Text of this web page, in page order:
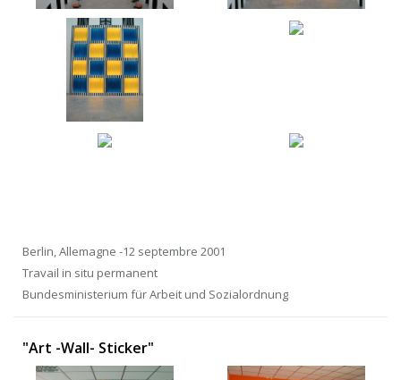
Berlin, Allemagne -12 septembre 2001
Travail in situ permanent
Bundesministerium für Arbeit und Sozialordnung
"Art -Wall- Sticker"